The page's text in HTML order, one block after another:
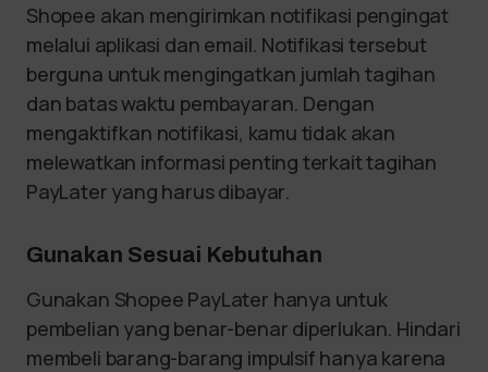
Shopee akan mengirimkan notifikasi pengingat
melalui aplikasi dan email. Notifikasi tersebut
berguna untuk mengingatkan jumlah tagihan
dan batas waktu pembayaran. Dengan
mengaktifkan notifikasi, kamu tidak akan
melewatkan informasi penting terkait tagihan
PayLater yang harus dibayar.
Gunakan Sesuai Kebutuhan
Gunakan Shopee PayLater hanya untuk
pembelian yang benar-benar diperlukan. Hindari
membeli barang-barang impulsif hanya karena